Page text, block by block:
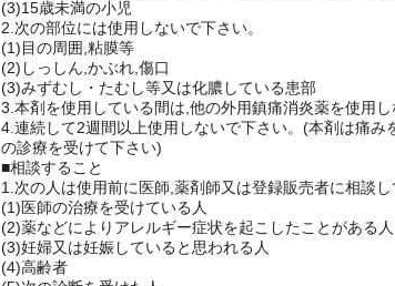
(2)本剤又は他の解熱鎮痛薬,かぜ薬,外用鎮痛消炎薬を使
(3)15歳未満の小児
2.次の部位には使用しないで下さい。
(1)目の周囲,粘膜等
(2)しっしん,かぶれ,傷口
(3)みずむし・たむし等又は化膿している患部
3.本剤を使用している間は,他の外用鎮痛消炎薬を使用
4.連続して2週間以上使用しないで下さい。(本剤は痛み
の診療を受けて下さい)
■相談すること
1.次の人は使用前に医師,薬剤師又は登録販売者に相談し
(1)医師の治療を受けている人
(2)薬などによりアレルギー症状を起こしたことがある人
(3)妊婦又は妊娠していると思われる人